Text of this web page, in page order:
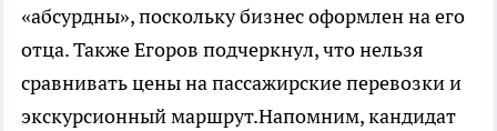
«абсурдны», поскольку бизнес оформлен на его
отца. Также Егоров подчеркнул, что нельзя
сравнивать цены на пассажирские перевозки и
экскурсионный маршрут.Напомним, кандидат